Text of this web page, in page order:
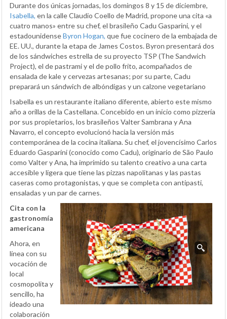
Durante dos únicas jornadas, los domingos 8 y 15 de diciembre,
Isabella, en la calle Claudio Coello de Madrid, propone una cita «a
cuatro manos» entre su chef, el brasileño Cadu Gasparini, y el
estadounidenseByron Hogan, que fue cocinero de la embajada de
EE. UU., durante la etapa de James Costos. Byron presentará dos
de los sándwiches estrella de su proyecto TSP (The Sandwich
Project), el de pastrami y el de pollo frito, acompañados de
ensalada de kale y cervezas artesanas; por su parte, Cadu
preparará un sándwich de albóndigas y un calzone vegetariano
Isabella es un restaurante italiano diferente, abierto este mismo
año a orillas de la Castellana. Concebido en un inicio como pizzería
por sus propietarios, los brasileños Valter Sambrana y Ana
Navarro, el concepto evolucionó hacia la versión más
contemporánea de la cocina italiana. Su chef, el jovencísimo Carlos
Eduardo Gasparini (conocido como Cadu), originario de São Paulo
como Valter y Ana, ha imprimido su talento creativo a una carta
accesible y ligera que tiene las pizzas napolitanas y las pastas
caseras como protagonistas, y que se completa con antipasti,
ensaladas y un par de carnes.
Cita con la
gastronomía
americana
Ahora, en
línea con su
vocación de
local
cosmopolita y
sencillo, ha
ideado una
colaboración